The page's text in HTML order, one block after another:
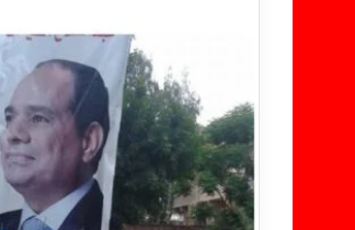
س
ب
ر
ي
د
إ